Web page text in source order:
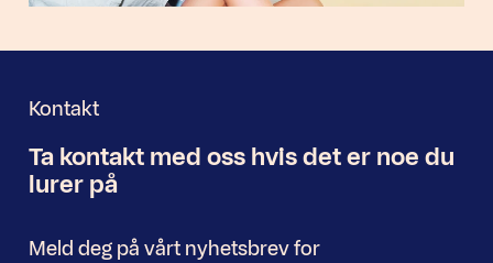
Kontakt
Nyhetsbrev
Ta kontakt med oss hvis det er noe du
lurer på
Meld deg på vårt nyhetsbrev for